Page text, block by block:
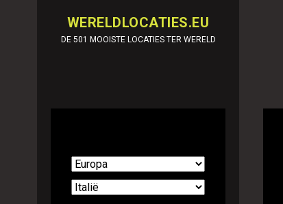
WERELDLOCATIES.EU
DE 501 MOOISTE LOCATIES TER WERELD